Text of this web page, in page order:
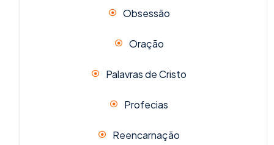
Obsessão
Oração
Palavras de Cristo
Profecias
Reencarnação